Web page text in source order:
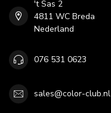
't Sas 2
4811 WC Breda
Nederland
076 531 0623
sales@color-club.nl